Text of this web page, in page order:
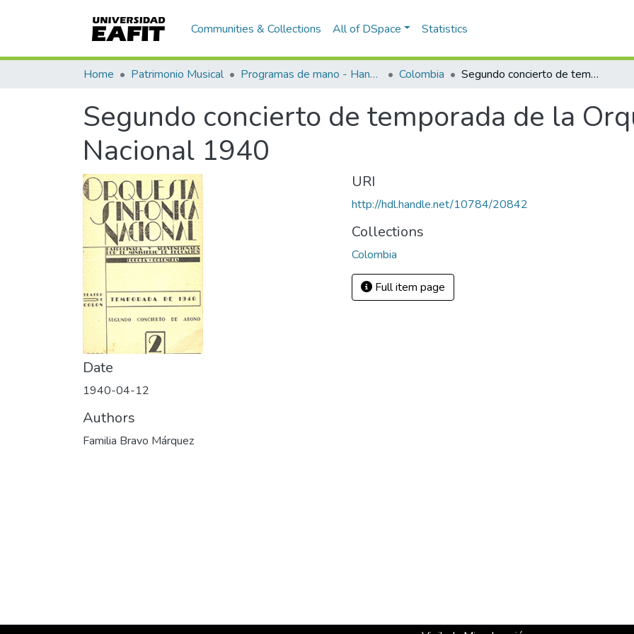
Communities & Collections All of DSpace Statistics
Home Patrimonio Musical Programas de mano - Hand programs Colombia Segundo concierto de temporada de la Orquesta Sinfónica Nacional 1940
Segundo concierto de temporada de la
Nacional 1940
Date
1940-04-12
Authors
Familia Bravo Márquez
URI
http://hdl.handle.net/10784/20842
Collections
Colombia
Full item page